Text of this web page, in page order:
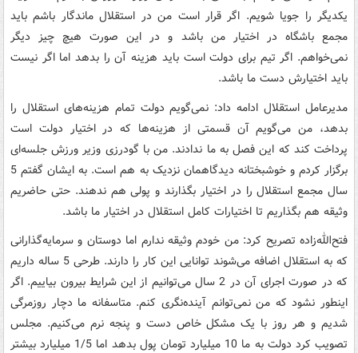
یکدیگر را جویا شویم. اگر قرار است من در استقلال ماندگار باشم باید
مجمع باشگاه در اختیار من باشد و در این صورت هیچ چیز دیگر
نمی‌خواهم. اگر تیم برای دولت است باید هزینه آن را بدهد اما اگر نیست
باید اختیارش دست ما باشد.
مدیرعامل استقلال ادامه داد: نمی‌گویم دولت تمام هزینه‌های استقلال را
بدهد، من می‌گویم آن قسمتی از هزینه‌ها که در اختیار دولت است
پرداخت کند که این فصل به ما ندادند. من با گودرزی وزیر ورزش جلسه‌ای
برگزار کردم و خوشبختانه دیدگاهمان نزدیک به هم است. به ایشان گفتم 5
سال مجمع استقلال را در اختیار بگذارند و پولی هم ندهند. حتی حاضریم
وثیقه هم بگذاریم تا اختیارات کامل استقلال در اختیار ما باشد.
فتح‌الله‌زاده تصریح کرد: من خودم وثیقه ندارم اما دوستان و سرمایه‌گذارانی
که به استقلال اضافه می‌شوند توانایی این کار را دارند. طرحی 5 ساله داریم
که در صورت اجرای آن در 2 سال می‌توانیم از این شرایط بیرون بیاییم. اگر
اینطور نشود که من نمی‌توانم آینده‌نگری کنم. متاسفانه ما دچار روزمرگی
شدیم و هر روز با یک مشکل خاص دست و پنجه نرم می‌کنیم. مجلس
تصویب کرد دولت به ما 10 میلیارد تومان پول بدهد اما 1/5 میلیارد بیشتر